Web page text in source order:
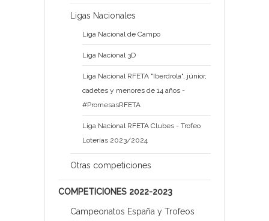
Ligas Nacionales
Liga Nacional de Campo
Liga Nacional 3D
Liga Nacional RFETA "Iberdrola", júnior,
cadetes y menores de 14 años -
#PromesasRFETA
Liga Nacional RFETA Clubes - Trofeo
Loterías 2023/2024
Otras competiciones
COMPETICIONES 2022-2023
Campeonatos España y Trofeos